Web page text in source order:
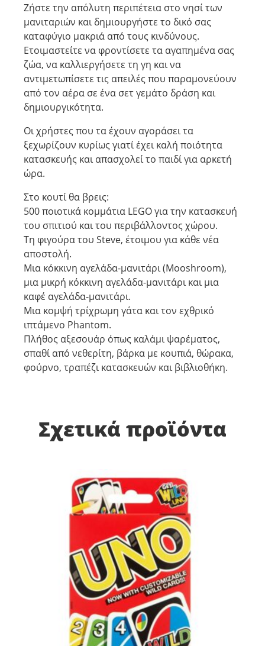
Ζήστε την απόλυτη περιπέτεια στο νησί των
μανιταριών και δημιουργήστε το δικό σας
καταφύγιο μακριά από τους κινδύνους.
Ετοιμαστείτε να φροντίσετε τα αγαπημένα σας
ζώα, να καλλιεργήσετε τη γη και να
αντιμετωπίσετε τις απειλές που παραμονεύουν
από τον αέρα σε ένα σετ γεμάτο δράση και
δημιουργικότητα.
Οι χρήστες που τα έχουν αγοράσει τα
ξεχωρίζουν κυρίως γιατί έχει καλή ποιότητα
κατασκευής και απασχολεί το παιδί για αρκετή
ώρα.
Στο κουτί θα βρεις:
500 ποιοτικά κομμάτια LEGO για την κατασκευή
του σπιτιού και του περιβάλλοντος χώρου.
Τη φιγούρα του Steve, έτοιμου για κάθε νέα
αποστολή.
Μια κόκκινη αγελάδα-μανιτάρι (Mooshroom),
μια μικρή κόκκινη αγελάδα-μανιτάρι και μια
καφέ αγελάδα-μανιτάρι.
Μια κομψή τρίχρωμη γάτα και τον εχθρικό
ιπτάμενο Phantom.
Πλήθος αξεσουάρ όπως καλάμι ψαρέματος,
σπαθί από νεθερίτη, βάρκα με κουπιά, θώρακα,
φούρνο, τραπέζι κατασκευών και βιβλιοθήκη.
Σχετικά προϊόντα